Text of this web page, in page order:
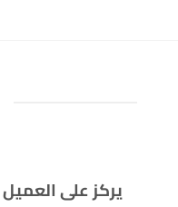
يركز على العميل